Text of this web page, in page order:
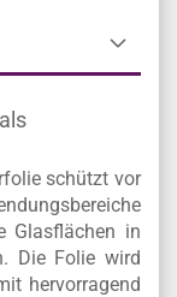
schützt vor
Glasflächen in
Die Folie wird
hervorragend